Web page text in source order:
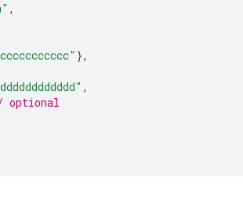
,
},
,
optional